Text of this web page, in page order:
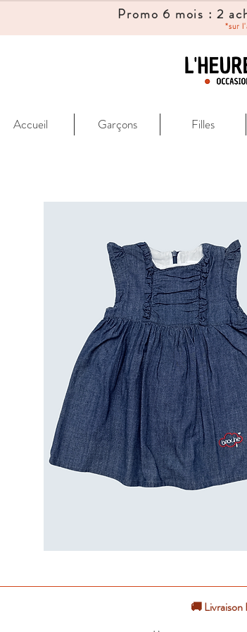
Promo 6 mois : 2
*sur
Accueil Garçons Filles
🚚